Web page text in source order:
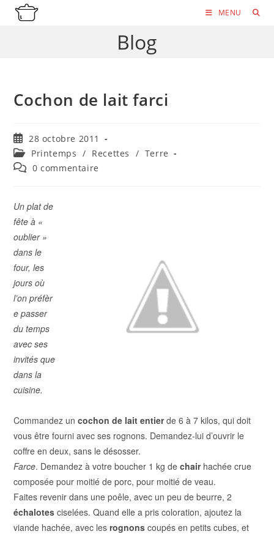
Skip
MENU
Blog
Cochon de lait farci
Publication
publiée :
28 octobre 2011
Post
category:
Printemps / Recettes / Terre
Commentaires
publication :
0 commentaire
Un plat de
fête à «
oublier »
dans le
four, les
jours où
l’on préfèr
e passer
du temps
avec ses
invités que
dans la
cuisine.
Commandez uncochon de lait entierde 6 à 7 kilos, qui doit
vous être fourni avec ses rognons. Demandez-lui d’ouvrir le
coffre en deux, sans le désosser.
Farce. Demandez à votre boucher 1 kg dechairhachée crue
composée pour moitié de porc, pour moitié de veau.
Faites revenir dans une poêle, avec un peu de beurre, 2
échalotesciselées. Quand elle a pris coloration, ajoutez la
viande hachée, avec les rognonscoupés en petits cubes, et